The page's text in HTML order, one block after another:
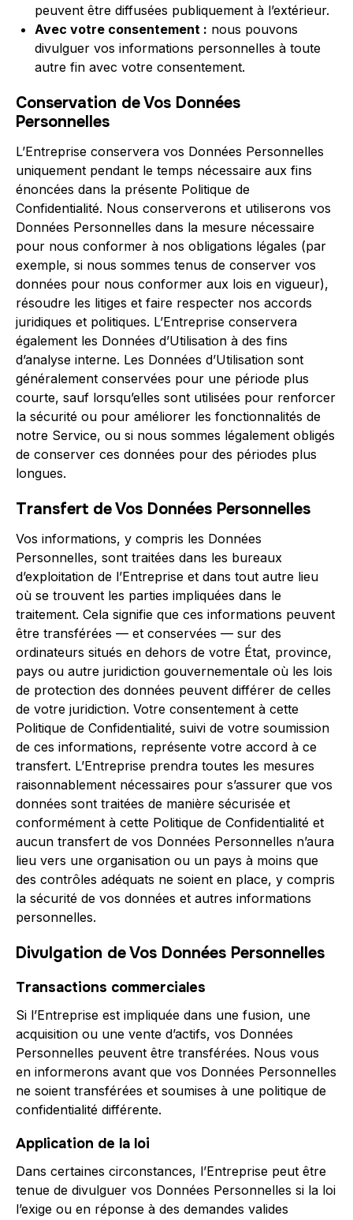
peuvent être diffusées publiquement à l’extérieur.
Avec votre consentement : nous pouvons
divulguer vos informations personnelles à toute
autre fin avec votre consentement.
Conservation de Vos Données
Personnelles
L’Entreprise conservera vos Données Personnelles
uniquement pendant le temps nécessaire aux fins
énoncées dans la présente Politique de
Confidentialité. Nous conserverons et utiliserons vos
Données Personnelles dans la mesure nécessaire
pour nous conformer à nos obligations légales (par
exemple, si nous sommes tenus de conserver vos
données pour nous conformer aux lois en vigueur),
résoudre les litiges et faire respecter nos accords
juridiques et politiques. L’Entreprise conservera
également les Données d’Utilisation à des fins
d’analyse interne. Les Données d’Utilisation sont
généralement conservées pour une période plus
courte, sauf lorsqu’elles sont utilisées pour renforcer
la sécurité ou pour améliorer les fonctionnalités de
notre Service, ou si nous sommes légalement obligés
de conserver ces données pour des périodes plus
longues.
Transfert de Vos Données Personnelles
Vos informations, y compris les Données
Personnelles, sont traitées dans les bureaux
d’exploitation de l’Entreprise et dans tout autre lieu
où se trouvent les parties impliquées dans le
traitement. Cela signifie que ces informations peuvent
être transférées — et conservées — sur des
ordinateurs situés en dehors de votre État, province,
pays ou autre juridiction gouvernementale où les lois
de protection des données peuvent différer de celles
de votre juridiction. Votre consentement à cette
Politique de Confidentialité, suivi de votre soumission
de ces informations, représente votre accord à ce
transfert. L’Entreprise prendra toutes les mesures
raisonnablement nécessaires pour s’assurer que vos
données sont traitées de manière sécurisée et
conformément à cette Politique de Confidentialité et
aucun transfert de vos Données Personnelles n’aura
lieu vers une organisation ou un pays à moins que
des contrôles adéquats ne soient en place, y compris
la sécurité de vos données et autres informations
personnelles.
Divulgation de Vos Données Personnelles
Transactions commerciales
Si l’Entreprise est impliquée dans une fusion, une
acquisition ou une vente d’actifs, vos Données
Personnelles peuvent être transférées. Nous vous
en informerons avant que vos Données Personnelles
ne soient transférées et soumises à une politique de
confidentialité différente.
Application de la loi
Dans certaines circonstances, l’Entreprise peut être
tenue de divulguer vos Données Personnelles si la loi
l’exige ou en réponse à des demandes valides